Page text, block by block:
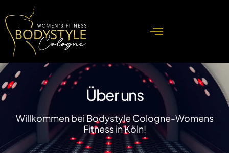
Inhalt
springen
Über uns
Willkommen bei Bodystyle Cologne-Womens
Fitness in Köln!